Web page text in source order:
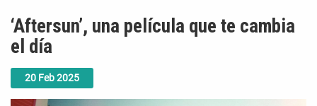
20 Feb2025
‘Aftersun’, una película que te cambia
el día